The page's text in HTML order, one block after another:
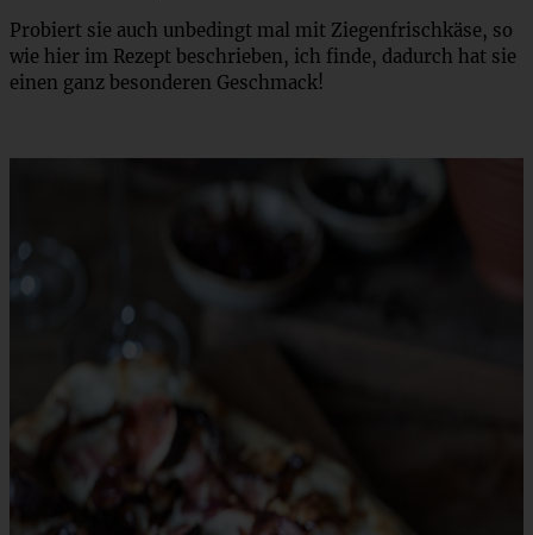
Probiert sie auch unbedingt mal mit Ziegenfrischkäse, so
wie hier im Rezept beschrieben, ich finde, dadurch hat sie
einen ganz besonderen Geschmack!